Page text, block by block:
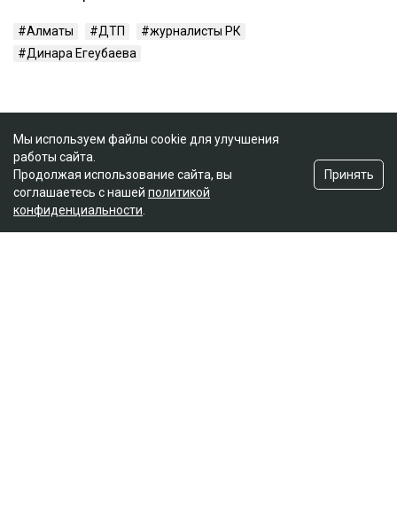
Алматы ДТП
журналисты РК
Динара Егеубаева
Мы используем файлы cookie для улучшения
работы сайта.
Продолжая использование сайта, вы
соглашаетесь с нашей политикой
конфиденциальности
Принять